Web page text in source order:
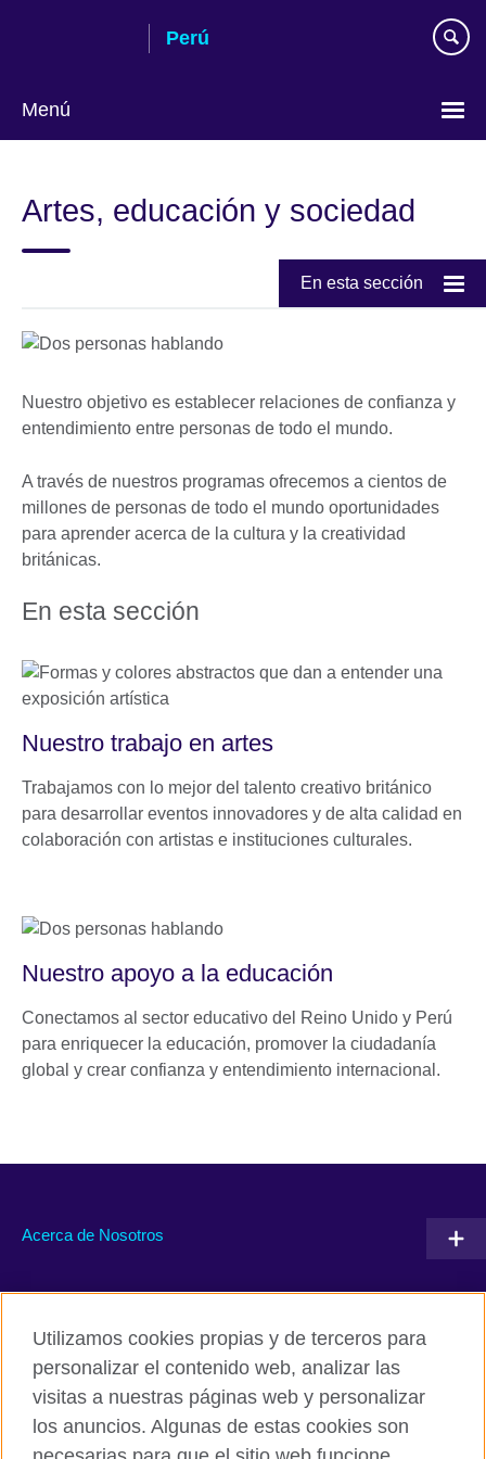
Perú
Menú
language
Artes, educación y sociedad
En esta sección
Nuestro objetivo es establecer relaciones de confianza y
entendimiento entre personas de todo el mundo.
A través de nuestros programas ofrecemos a cientos de
millones de personas de todo el mundo oportunidades
para aprender acerca de la cultura y la creatividad
británicas.
En esta sección
Nuestro trabajo en artes
Trabajamos con lo mejor del talento creativo británico
para desarrollar eventos innovadores y de alta calidad en
colaboración con artistas e instituciones culturales.
Nuestro apoyo a la educación
Conectamos al sector educativo del Reino Unido y Perú
para enriquecer la educación, promover la ciudadanía
global y crear confianza y entendimiento internacional.
Acerca de Nosotros
Utilizamos cookies propias y de terceros para
personalizar el contenido web, analizar las
visitas a nuestras páginas web y personalizar
los anuncios. Algunas de estas cookies son